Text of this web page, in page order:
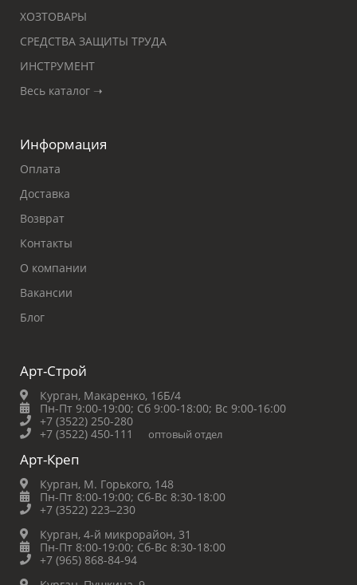
ХОЗТОВАРЫ
СРЕДСТВА ЗАЩИТЫ ТРУДА
ИНСТРУМЕНТ
Весь каталог ➝
Информация
Оплата
Доставка
Возврат
Контакты
О компании
Вакансии
Блог
Арт-Строй
Курган, Макаренко, 16Б/4
Пн-Пт 9:00-19:00; Сб 9:00-18:00; Вс 9:00-16:00
+7 (3522) 250-280
+7 (3522) 450-111
оптовый отдел
Арт-Креп
Курган, М. Горького, 148
Пн-Пт 8:00-19:00; Сб-Вс 8:30-18:00
+7 (3522) 223‒230
Курган, 4-й микрорайон, 31
Пн-Пт 8:00-19:00; Сб-Вс 8:30-18:00
+7 (965) 868-84-94